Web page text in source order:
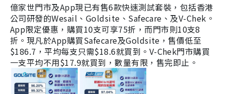
億家世門市及App現已有售6款快速測試套裝，包括香港
公司研發的Wesail、Goldsite、Safecare、及V-Chek。
App限定優惠，購買10支可享75折，而門市則10支8
折。現凡於App購買Safecare及Goldsite，售價低至
$186.7，平均每支只需$18.6就買到。V-Chek門市購買
一支平均不用$17.9就買到，數量有限，售完即止。